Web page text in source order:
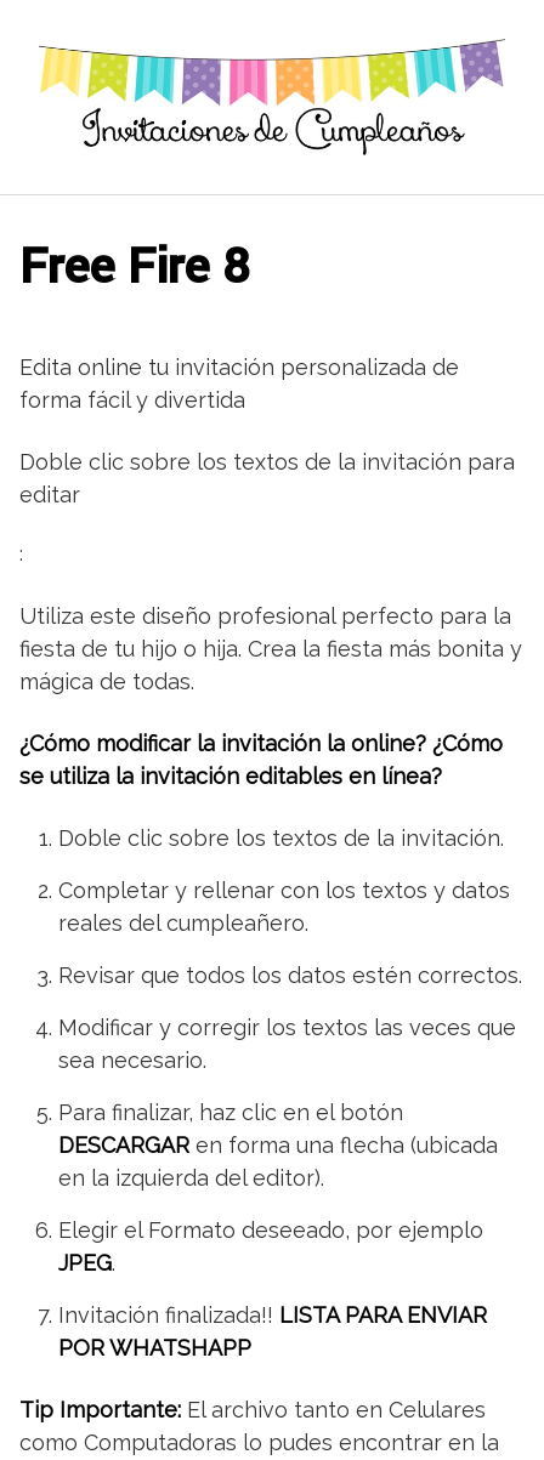
contenido
Free Fire 8
Edita online tu invitación personalizada de
forma fácil y divertida
Doble clic sobre los textos de la invitación para
editar
:
Utiliza este diseño profesional perfecto para la
fiesta de tu hijo o hija. Crea la fiesta más bonita y
mágica de todas.
¿Cómo modificar la invitación la online? ¿Cómo
se utiliza la invitación editables en línea?
Doble clic sobre los textos de la invitación.
Completar y rellenar con los textos y datos
reales del cumpleañero.
Revisar que todos los datos estén correctos.
Modificar y corregir los textos las veces que
sea necesario.
Para finalizar, haz clic en el botón
DESCARGAR en forma una flecha (ubicada
en la izquierda del editor).
Elegir el Formato deseeado, por ejemplo
JPEG.
Invitación finalizada!! LISTA PARA ENVIAR
POR WHATSHAPP
Tip Importante: El archivo tanto en Celulares
como Computadoras lo pudes encontrar en la